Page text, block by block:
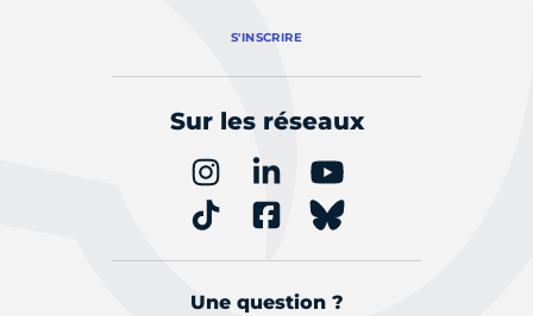
S'INSCRIRE
Sur les réseaux
Une question ?